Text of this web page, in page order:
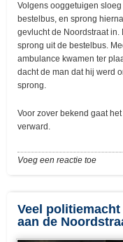
Volgens ooggetuigen
bestelbus, en sprong
gevlucht de Noordstraat
sprong uit de bestelbus.
ambulance kwamen ter
dacht de man dat hij werd
sprong.
Voor zover bekend gaat
verward.
Voeg een reactie toe
Veel
aan de